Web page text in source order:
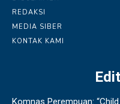
REDAKSI
MEDIA SIBER
KONTAK KAMI
Komnas Perempuan: